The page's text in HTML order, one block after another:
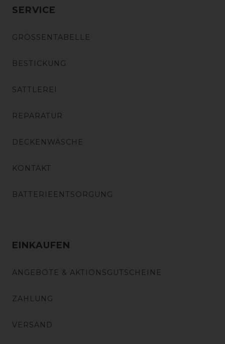
SERVICE
GRÖSSENTABELLE
BESTICKUNG
SATTLEREI
REPARATUR
DECKENWÄSCHE
KONTAKT
BATTERIEENTSORGUNG
EINKAUFEN
ANGEBOTE & AKTIONSGUTSCHEINE
ZAHLUNG
VERSAND